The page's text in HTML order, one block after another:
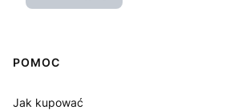
Linki w stopce
POMOC
Jak kupować